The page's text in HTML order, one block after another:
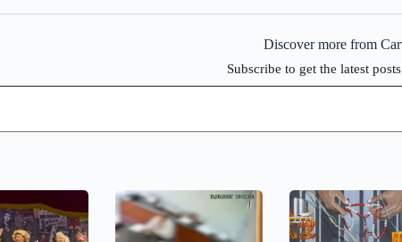
Discover more from
Subscribe to get the latest